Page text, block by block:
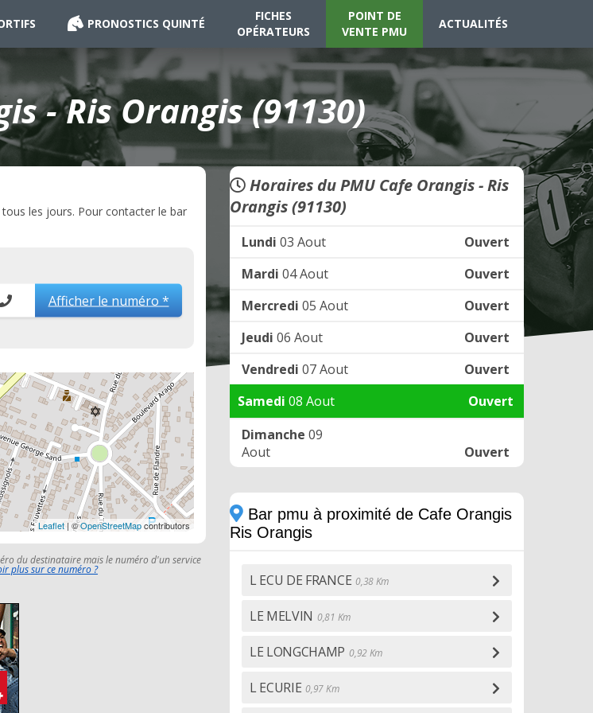
PRONOSTICS QUINTÉ
FICHES
OPÉRATEURS
POINT DE
VENTE PMU
ACTUALITÉS
- Ris Orangis (91130)
les jours. Pour contacter le bar
Afficher le numéro *
Leaflet | ©OpenStreetMapcontributors
du destinataire mais le numéro d'un service
plus sur ce numéro ?
Horaires du PMU Cafe Orangis - Ris
Orangis (91130)
Lundi 03 Aout
Ouvert
Mardi 04 Aout
Ouvert
Mercredi 05 Aout
Ouvert
Jeudi 06 Aout
Ouvert
Vendredi 07 Aout
Ouvert
Samedi 08 Aout
Ouvert
Dimanche 09
Aout
Ouvert
Bar pmu à proximité de Cafe Orangis
Ris Orangis
L ECU DE FRANCE 0,38 Km
LE MELVIN 0,81 Km
LE LONGCHAMP 0,92 Km
L ECURIE 0,97 Km